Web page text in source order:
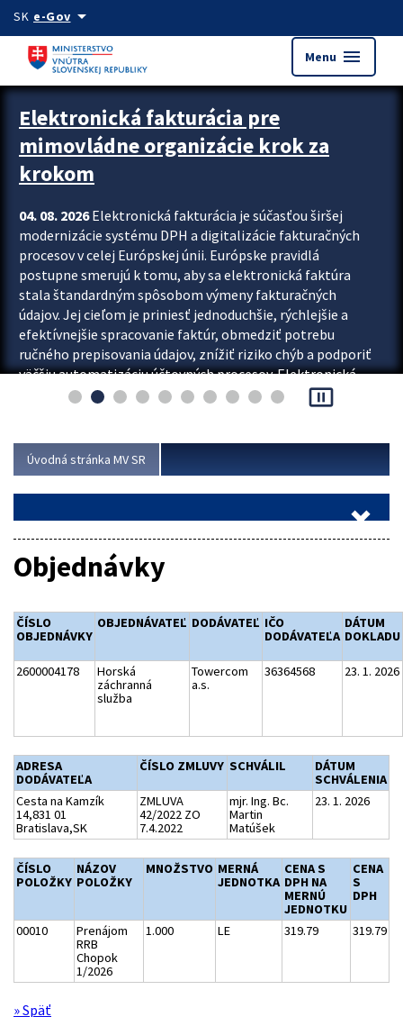
Preskocit na hlavný obsah
SK e-Govarrow_drop_down
Menu menu
Zastavit automatický posun upútavok
Elektronická fakturácia pre
mimovládne organizácie krok za
krokom
04. 08. 2026Elektronická fakturácia je súčasťou širšej
modernizácie systému DPH a digitalizácie fakturačných
procesov v celej Európskej únii. Európske pravidlá
postupne smerujú k tomu, aby sa elektronická faktúra
stala štandardným spôsobom výmeny fakturačných
údajov. Jej cieľom je priniesť jednoduchšie, rýchlejšie a
efektívnejšie spracovanie faktúr, obmedziť potrebu
ručného prepisovania údajov, znížiť riziko chýb a podporiť
väčšiu automatizáciu účtovných procesov. Elektronická
fakturácia preto nepredstavuje...
pause_presentation
Úvodná stránka MV SR
Objednávky
ČÍSLO
OBJEDNÁVKY
OBJEDNÁVATEĽ DODÁVATEĽ IČO
DODÁVATEĽA
DÁTUM
DOKLADU
2600004178
Horská
záchranná
služba
Towercom
a.s.
36364568 23. 1. 2026
ADRESA
DODÁVATEĽA
ČÍSLO ZMLUVY SCHVÁLIL
DÁTUM
SCHVÁLENIA
Cesta na Kamzík
14,831 01
Bratislava,SK
ZMLUVA
42/2022 ZO
7.4.2022
mjr. Ing. Bc.
Martin
Matúšek
23. 1. 2026
ČÍSLO
POLOŽKY
NÁZOV
POLOŽKY
MNOŽSTVO MERNÁ
JEDNOTKA
CENA S
DPH NA
MERNÚ
JEDNOTKU
CENA
S
DPH
00010
Prenájom
RRB
Chopok
1/2026
1.000 LE 319.79 319.79
» Späť